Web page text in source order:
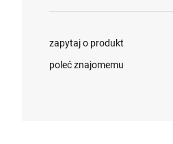
zapytaj o produkt
poleć znajomemu